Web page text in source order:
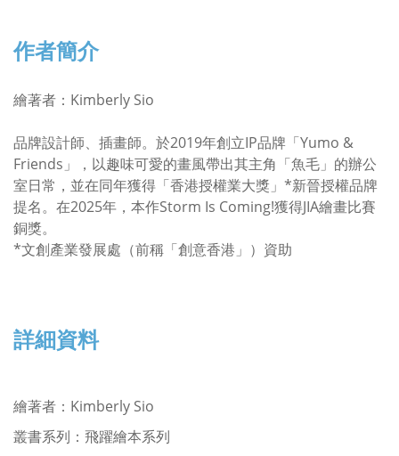
作者簡介
繪著者：Kimberly Sio
品牌設計師、插畫師。於2019年創立IP品牌「Yumo &
Friends」，以趣味可愛的畫風帶出其主角「魚毛」的辦公
室日常，並在同年獲得「香港授權業大獎」*新晉授權品牌
提名。在2025年，本作Storm Is Coming!獲得JIA繪畫比賽
銅獎。
*文創產業發展處（前稱「創意香港」）資助
詳細資料
繪著者：Kimberly Sio
叢書系列：飛躍繪本系列